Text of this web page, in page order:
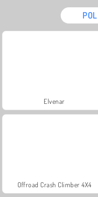
Elvenar
Offroad Crash Climber 4X4